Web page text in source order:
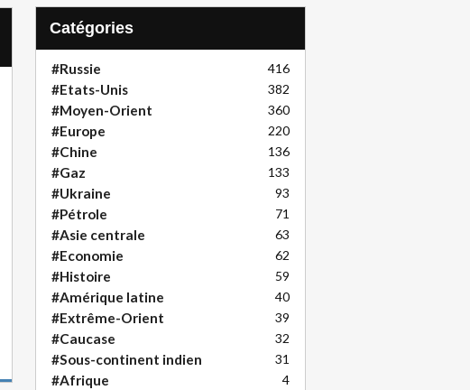
Catégories
#Russie 416
#Etats-Unis 382
#Moyen-Orient 360
#Europe 220
#Chine 136
#Gaz 133
#Ukraine 93
#Pétrole 71
#Asie centrale 63
#Economie 62
#Histoire 59
#Amérique latine 40
#Extrême-Orient 39
#Caucase 32
#Sous-continent indien 31
#Afrique 4